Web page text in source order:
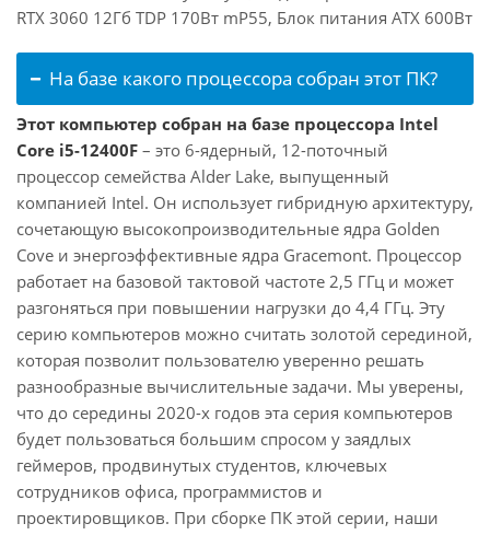
RTX 3060 12Гб TDP 170Вт mP55, Блок питания ATX 600Вт
На базе какого процессора собран этот ПК?
Этот компьютер собран на базе процессора Intel
Core i5-12400F – это 6-ядерный, 12-поточный
процессор семейства Alder Lake, выпущенный
компанией Intel. Он использует гибридную архитектуру,
сочетающую высокопроизводительные ядра Golden
Cove и энергоэффективные ядра Gracemont. Процессор
работает на базовой тактовой частоте 2,5 ГГц и может
разгоняться при повышении нагрузки до 4,4 ГГц. Эту
серию компьютеров можно считать золотой серединой,
которая позволит пользователю уверенно решать
разнообразные вычислительные задачи. Мы уверены,
что до середины 2020-х годов эта серия компьютеров
будет пользоваться большим спросом у заядлых
геймеров, продвинутых студентов, ключевых
сотрудников офиса, программистов и
проектировщиков. При сборке ПК этой серии, наши